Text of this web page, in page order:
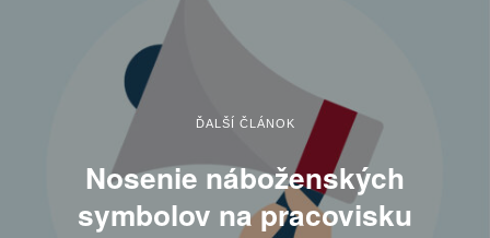
ĎALŠÍ ČLÁNOK
Nosenie náboženských
symbolov na pracovisku